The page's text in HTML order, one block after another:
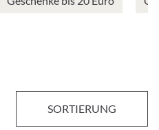
SORTIERUNG
Ohrstecker - Lovely Heart